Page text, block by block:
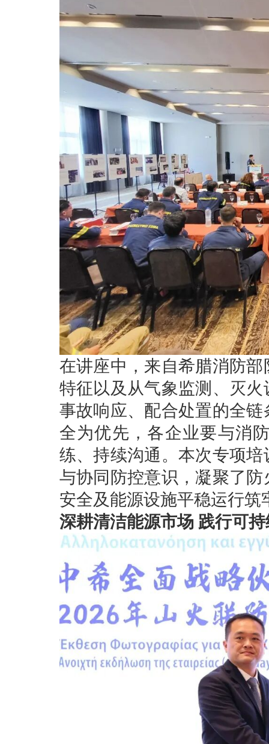
在讲座中，来自希腊消防
特征以及从气象监测、灭
事故响应、配合处置的全
全为优先，各企业要与消
练、持续沟通。本次专项
与协同防控意识，凝聚了
安全及能源设施平稳运行筑
深耕清洁能源市场 践行可